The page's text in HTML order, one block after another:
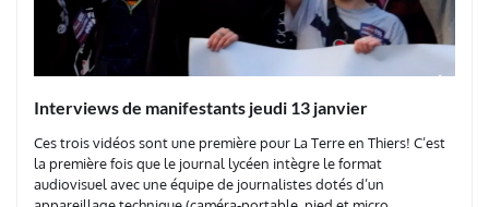
Interviews de manifestants jeudi 13 janvier
Ces trois vidéos sont une première pour La Terre en Thiers! C’est
la première fois que le journal lycéen intègre le format
audiovisuel avec une équipe de journalistes dotés d’un